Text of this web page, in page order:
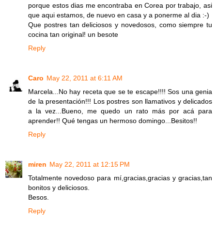
porque estos dias me encontraba en Corea por trabajo, asi
que aqui estamos, de nuevo en casa y a ponerme al dia :-)
Que postres tan deliciosos y novedosos, como siempre tu
cocina tan original! un besote
Reply
Caro May 22, 2011 at 6:11 AM
Marcela...No hay receta que se te escape!!!! Sos una genia
de la presentación!!! Los postres son llamativos y delicados
a la vez...Bueno, me quedo un rato más por acá para
aprender!! Qué tengas un hermoso domingo...Besitos!!
Reply
miren May 22, 2011 at 12:15 PM
Totalmente novedoso para mí,gracias,gracias y gracias,tan
bonitos y deliciosos.
Besos.
Reply